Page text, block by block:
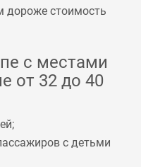
дороже стоимость
с местами
от 32 до 40
с детьми